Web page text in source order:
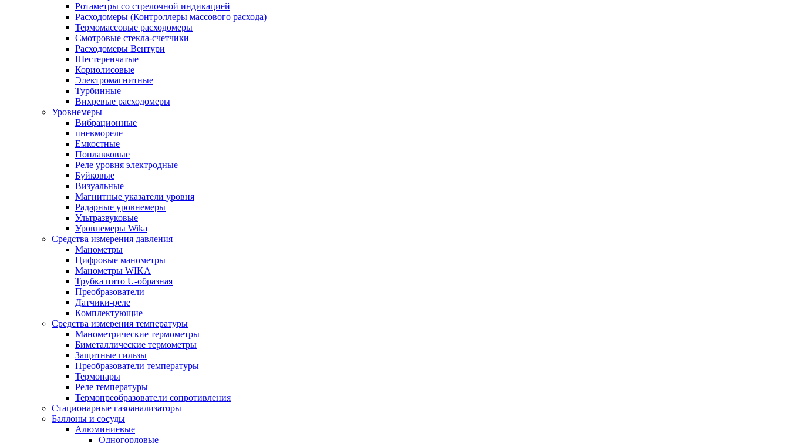
Ротаметры со стрелочной индикацией
Расходомеры (Контроллеры массового расхода)
Термомассовые расходомеры
Смотровые стекла-счетчики
Расходомеры Вентури
Шестеренчатые
Кориолисовые
Электромагнитные
Турбинные
Вихревые расходомеры
Уровнемеры
Вибрационные
пневмореле
Емкостные
Поплавковые
Реле уровня электродные
Буйковые
Визуальные
Магнитные указатели уровня
Радарные уровнемеры
Ультразвуковые
Уровнемеры Wika
Средства измерения давления
Манометры
Цифровые манометры
Манометры WIKA
Трубка пито U-образная
Преобразователи
Датчики-реле
Комплектующие
Средства измерения температуры
Манометрические термометры
Биметаллические термометры
Защитные гильзы
Преобразователи температуры
Термопары
Реле температуры
Термопреобразователи сопротивления
Стационарные газоанализаторы
Баллоны и сосуды
Алюминиевые
Одногорловые